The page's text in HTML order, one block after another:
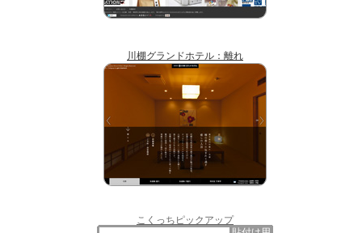
川棚グランドホテル：離れ
こくっちピックアップ